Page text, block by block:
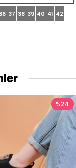
39 40 41 42
%24